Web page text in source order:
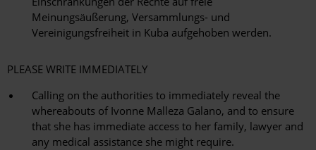
Meinungsäußerung, Versammlungs- und
Vereinigungsfreiheit in Kuba aufgehoben werden.
PLEASE WRITE IMMEDIATELY
Calling on the authorities to immediately reveal the
whereabouts of Ivonne Malleza Galano, and to ensure
that she has immediate access to her family, lawyer and
any medical assistance she might require.